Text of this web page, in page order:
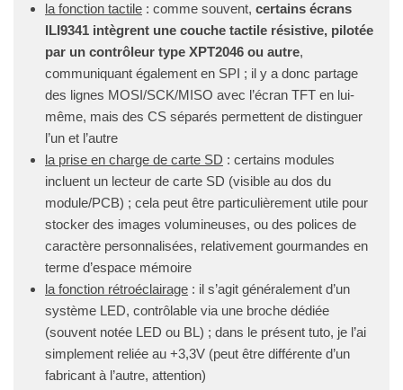
la fonction tactile : comme souvent, certains écrans
ILI9341 intègrent une couche tactile résistive, pilotée
par un contrôleur type XPT2046 ou autre,
communiquant également en SPI ; il y a donc partage
des lignes MOSI/SCK/MISO avec l’écran TFT en lui-
même, mais des CS séparés permettent de distinguer
l’un et l’autre
la prise en charge de carte SD : certains modules
incluent un lecteur de carte SD (visible au dos du
module/PCB) ; cela peut être particulièrement utile pour
stocker des images volumineuses, ou des polices de
caractère personnalisées, relativement gourmandes en
terme d’espace mémoire
la fonction rétroéclairage : il s’agit généralement d’un
système LED, contrôlable via une broche dédiée
(souvent notée LED ou BL) ; dans le présent tuto, je l’ai
simplement reliée au +3,3V (peut être différente d’un
fabricant à l’autre, attention)